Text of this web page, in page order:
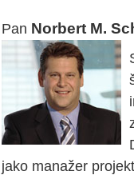
Pan Norbert M.
jako manažer